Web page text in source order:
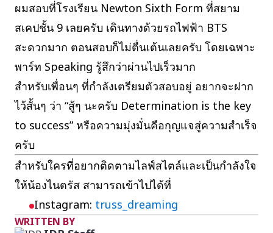
ผมสอบที่โรงเรียน Newton Sixth Form ที่สยาม
สเคปชั้น 9 เลยครับ เดินทางด้วยรถไฟฟ้า BTS
สะดวกมาก ตอนสอบก็ไม่ตื่นเต้นเลยครับ โดยเฉพาะ
พาร์ท Speaking รู้สึกว่าผ่านไปเร็วมาก
สำหรับเพื่อนๆ ที่กำลังเตรียมตัวสอบอยู่ อยากจะฝาก
ไว้สั้นๆ ว่า “สู้ๆ นะครับ Determination is the key
to success” หรือความมุ่งมั่นคือกุญแจสู่ความสำเร็จ
ครับ
สำหรับใครที่อยากติดตามไลฟ์สไตล์และเป็นกำลังใจ
ให้น้องไนตรัส สามารถเข้าไปได้ที่
Instagram: truss_dreaming
WRITTEN BY